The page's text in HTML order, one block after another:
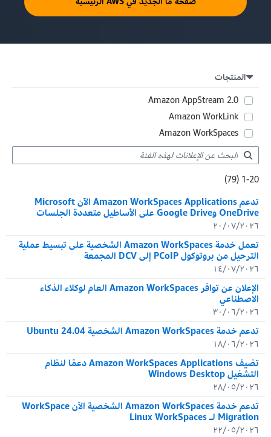
المنتجات
Amazon AppStream 2.0
Amazon WorkLink
Amazon WorkSpaces
1-20 (79)
20-1 :Showing results
تدعم Amazon WorkSpaces Applications الآن Microsoft
OneDrive وGoogle Drive على الأساطيل متعددة الجلسات
٢٠/٠٧/٢٠٢٦
تعمل خدمة Amazon WorkSpaces الشخصية على تبسيط عملية
الترحيل من بروتوكول PCoIP إلى DCV المجمعة
١٤/٠٧/٢٠٢٦
الإعلان عن توافر Amazon WorkSpaces العام لوكلاء الذكاء
الاصطناعي
٣٠/٠٦/٢٠٢٦
تدعم خدمة Amazon WorkSpaces الشخصية Ubuntu 24.04
١٨/٠٦/٢٠٢٦
تضيف Amazon WorkSpaces Applications دعمًا لنظام
التشغيل Windows Desktop
٢٨/٠٥/٢٠٢٦
تدعم خدمة Amazon WorkSpaces الشخصية الآن WorkSpace
Migration لـ Linux WorkSpaces
٢٢/٠٥/٢٠٢٦